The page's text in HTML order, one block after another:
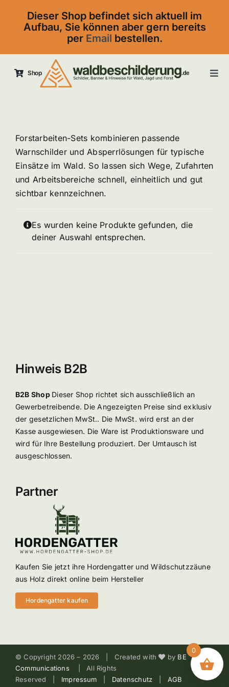
content
Dieser Shop befindet sich aktuell im
Aufbau, Sie können aber gern bereits
per Email bestellen.
Shop
Forstarbeiten-Sets kombinieren passende
Warnschilder und Absperrlösungen für typische
Einsätze im Wald. So lassen sich Wege, Zufahrten
und Arbeitsbereiche schnell, einheitlich und gut
sichtbar kennzeichnen.
Es wurden keine Produkte gefunden, die
deiner Auswahl entsprechen.
Hinweis B2B
B2B Shop Dieser Shop richtet sich ausschließlich an
Gewerbetreibende. Die Angezeigten Preise sind exklusiv
der gesetzlichen MwSt.. Die MwSt. wird erst an der
Kasse ausgewiesen. Die Ware ist Produktionsware und
wird für Ihre Bestellung produziert. Der Umtausch ist
ausgeschlossen.
Partner
Kaufen Sie jetzt ihre Hordengatter und Wildschutzzäune
aus Holz direkt online beim Hersteller
Hordengatter kaufen
© Copyright 2026 – 2026 | Created with by BE
Communications
| All Rights
Reserved | Impressum Datenschutz AGB
0